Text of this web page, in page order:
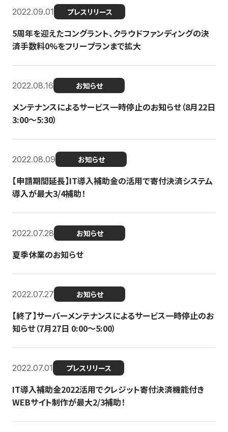
2022.09.01 プレスリリース
5周年を迎えたコングラント、クラウドファンディングの決
済手数料0%をフリープランまで拡大
2022.08.16 お知らせ
メンテナンスによるサービス一時停止のお知らせ（8月22日
3:00〜5:30）
2022.08.09 お知らせ
【申請期間延長】IT導入補助金の活用で寄付決済システム
導入が最大3/4補助！
2022.07.28 お知らせ
夏季休業のお知らせ
2022.07.27 お知らせ
【終了】サーバーメンテナンスによるサービス一時停止のお
知らせ（7月27日 0:00〜5:00）
2022.07.01 プレスリリース
IT導入補助金2022活用でクレジット寄付決済機能付き
WEBサイト制作が最大2/3補助！